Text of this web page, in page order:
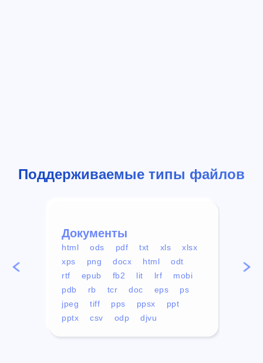
Поддерживаемые типы файлов
Документы
html ods pdf txt xls
xlsx
xps
png docx html
odt
rtf
epub fb2 lit lrf
mobi
pdb
rb tcr doc eps
ps
jpeg
tiff pps ppsx
ppt
pptx
csv odp djvu
mp4